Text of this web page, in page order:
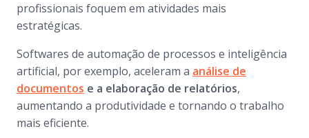
profissionais foquem em atividades mais
estratégicas.
Softwares de automação de processos e inteligência
artificial, por exemplo, aceleram a análise de
documentos e a elaboração de relatórios,
aumentando a produtividade e tornando o trabalho
mais eficiente.